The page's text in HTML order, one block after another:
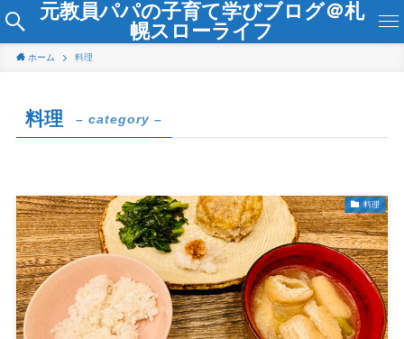
元教員パパの子育て学びブログ＠札
幌スローライフ
ホーム 料理
料理 – category –
料理